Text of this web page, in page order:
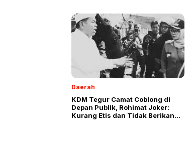
Daerah
KDM Tegur Camat Coblong di
Depan Publik, Rohimat Joker:
Kurang Etis dan Tidak Berikan